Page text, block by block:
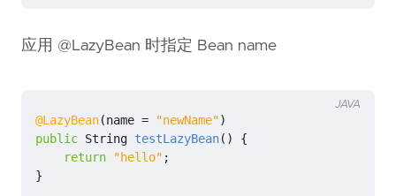
应用 @LazyBean 时指定 Bean name
@LazyBean(name = "newName")
public String testLazyBean()
{
return
"hello" ;
}
JAVA